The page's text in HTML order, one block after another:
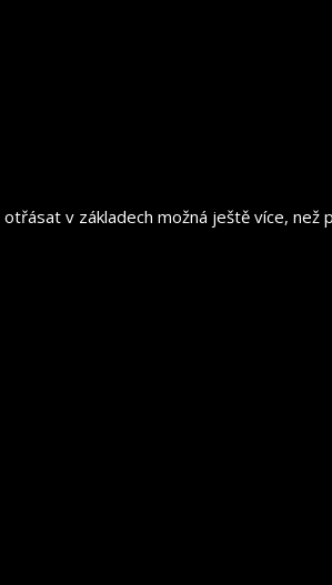
v základech možná ještě více, než